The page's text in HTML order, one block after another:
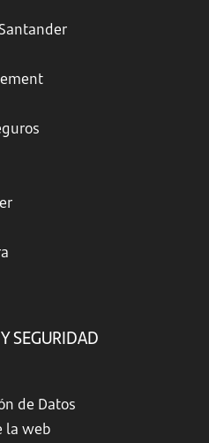
SEGURIDAD
de Datos
la web